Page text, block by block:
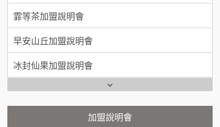
何 先生/小姐
加盟預算
呂 先生/小姐
加盟預算 200萬~400萬
顏 先生/小姐 台北市
早安山丘加盟說明會
冰封仙果加盟說明會
Ramble Café 漫步藍咖啡加盟說明會
微風亭鐵板燒加盟說明會
加盟說明會
手作功夫茶加盟說明會
SHARE TEA歇腳亭加盟說明會
潮味決-湯滷專門店加盟說明會
鮮茶道加盟說明會